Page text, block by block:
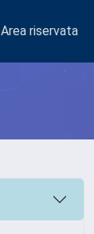
Area riservata